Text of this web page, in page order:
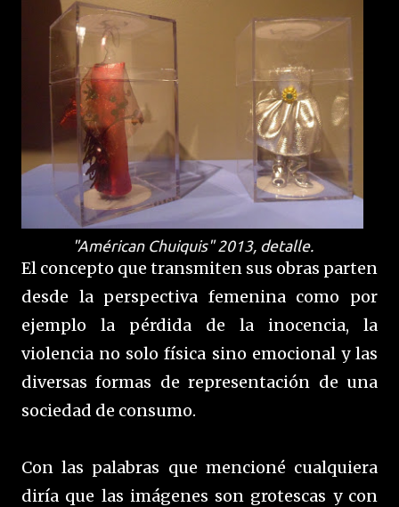
"Américan Chuiquis" 2013, detalle.
El concepto que transmiten sus obras parten
desde la perspectiva femenina como por
ejemplo la pérdida de la inocencia, la
violencia no solo física sino emocional y las
diversas formas de representación de una
sociedad de consumo.
Con las palabras que mencioné cualquiera
diría que las imágenes son grotescas y con